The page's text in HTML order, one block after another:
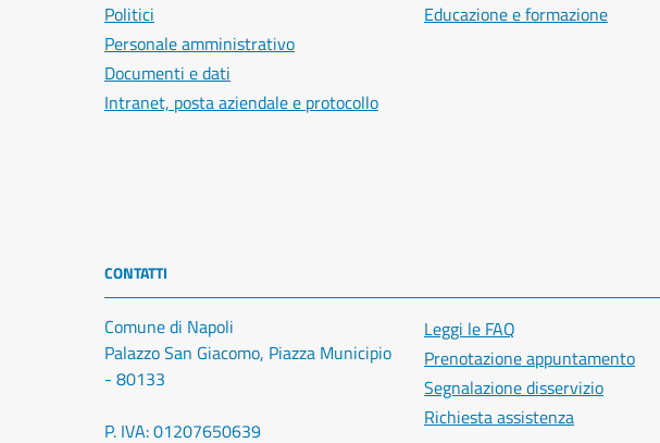
Politici
Personale amministrativo
Documenti e dati
Intranet, posta aziendale e protocollo
Educazione e formazione
CONTATTI
Comune di Napoli
Palazzo San Giacomo, Piazza Municipio
- 80133
P. IVA: 01207650639
Leggi le FAQ
Prenotazione appuntamento
Segnalazione disservizio
Richiesta assistenza